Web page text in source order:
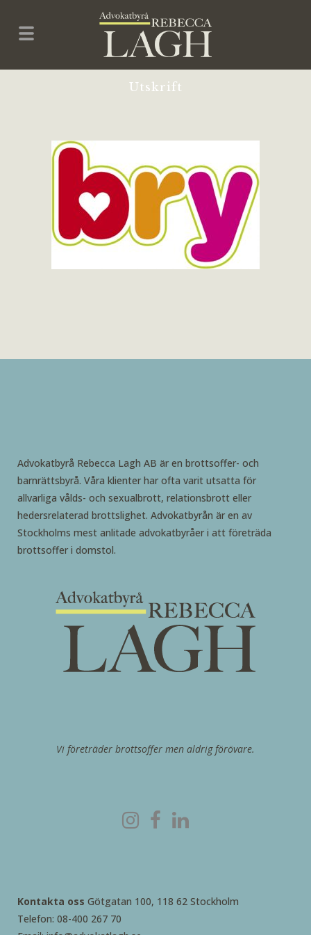
Utskrift
Advokatbyrå Rebecca Lagh AB är en brottsoffer- och
barnrättsbyrå. Våra klienter har ofta varit utsatta för
allvarliga vålds- och sexualbrott, relationsbrott eller
hedersrelaterad brottslighet. Advokatbyrån är en av
Stockholms mest anlitade advokatbyråer i att företräda
brottsoffer i domstol.
Vi företräder brottsoffer men aldrig förövare.
Kontakta oss Götgatan 100, 118 62 Stockholm
Telefon: 08-400 267 70